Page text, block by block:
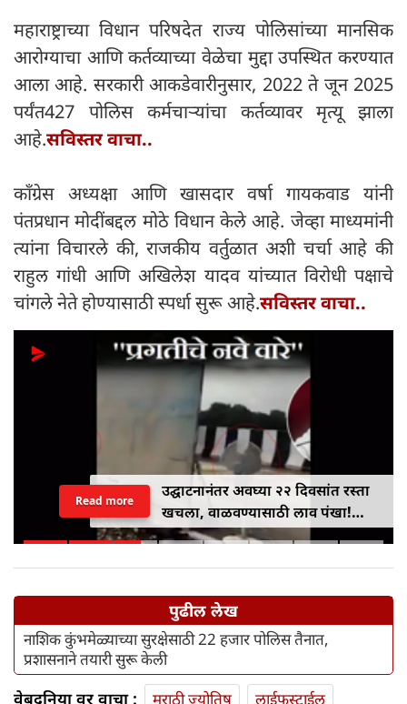
महाराष्ट्राच्या विधान परिषदेत राज्य पोलिसांच्या मानसिक
आरोग्याचा आणि कर्तव्याच्या वेळेचा मुद्दा उपस्थित करण्यात
आला आहे. सरकारी आकडेवारीनुसार, 2022 ते जून 2025
पर्यंत427 पोलिस कर्मचाऱ्यांचा कर्तव्यावर मृत्यू झाला
आहे.सविस्तर वाचा..
काँग्रेस अध्यक्षा आणि खासदार वर्षा गायकवाड यांनी
पंतप्रधान मोदींबद्दल मोठे विधान केले आहे. जेव्हा माध्यमांनी
त्यांना विचारले की, राजकीय वर्तुळात अशी चर्चा आहे की
राहुल गांधी आणि अखिलेश यादव यांच्यात विरोधी पक्षाचे
चांगले नेते होण्यासाठी स्पर्धा सुरू आहे.सविस्तर वाचा..
उद्घाटनानंतर अवघ्या २२ दिवसांत रस्ता
खचला, वाळवण्यासाठी लाव पंखा!
अखिलेश यादवांचा भाजपवर जोरदार
Read more
पुढील लेख
नाशिक कुंभमेळ्याच्या सुरक्षेसाठी 22 हजार पोलिस तैनात,
प्रशासनाने तयारी सुरू केली
वेबदुनिया वर वाचा : मराठी ज्योतिष लाईफस्टाईल